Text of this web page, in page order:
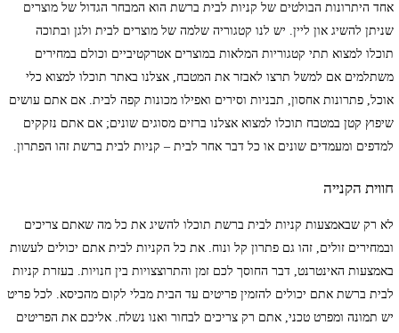
אחד היתרונות הבולטים של קניות לבית ברשת הוא המבחר הגדול של מוצרים
שניתן להשיג און ליין. יש לנו קטגוריה שלמה של מוצרים לבית ולגן ובתוכה
תוכלו למצוא תתי קטגוריות המלאות במוצרים אטרקטיביים וכולם במחירים
משתלמים אם למשל תרצו לאבזר את המטבח, אצלנו באתר תוכלו למצוא כלי
אוכל, פתרונות אחסון, תבניות וסירים ואפילו מכונות קפה לבית. אם אתם עושים
שיפוץ קטן במטבח תוכלו למצוא אצלנו ברזים מסוגים שונים; אם אתם נזקקים
למדפים ומעמדים שונים או כל דבר אחר לבית – קניות לבית ברשת זהו הפתרון.
חווית הקנייה
לא רק שבאמצעות קניות לבית ברשת תוכלו להשיג את כל מה שאתם צריכים
ובמחירים זולים, זהו גם פתרון קל ונוח. את כל הקניות לבית אתם יכולים לעשות
באמצעות האינטרנט, דבר החוסך לכם זמן והתרוצצויות בין חנויות. בעזרת קניות
לבית ברשת אתם יכולים להזמין פריטים עד הבית מבלי לקום מהכיסא. לכל פריט
יש תמונה ומפרט טכני, אתם רק צריכים לבחור ואנו נשלח. אליכם את הפריטים